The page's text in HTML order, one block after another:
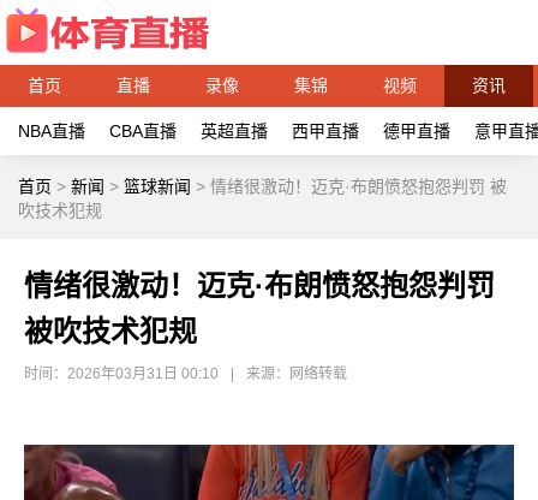
首页 直播 录像 集锦 视频 资讯
NBA直播 CBA直播 英超直播 西甲直播 德甲直播 意甲直
首页 > 新闻 > 篮球新闻 > 情绪很激动！迈克·布朗愤怒抱怨判罚 被
吹技术犯规
情绪很激动！迈克·布朗愤怒抱怨判罚
被吹技术犯规
时间：2026年03月31日 00:10 来源：网络转载